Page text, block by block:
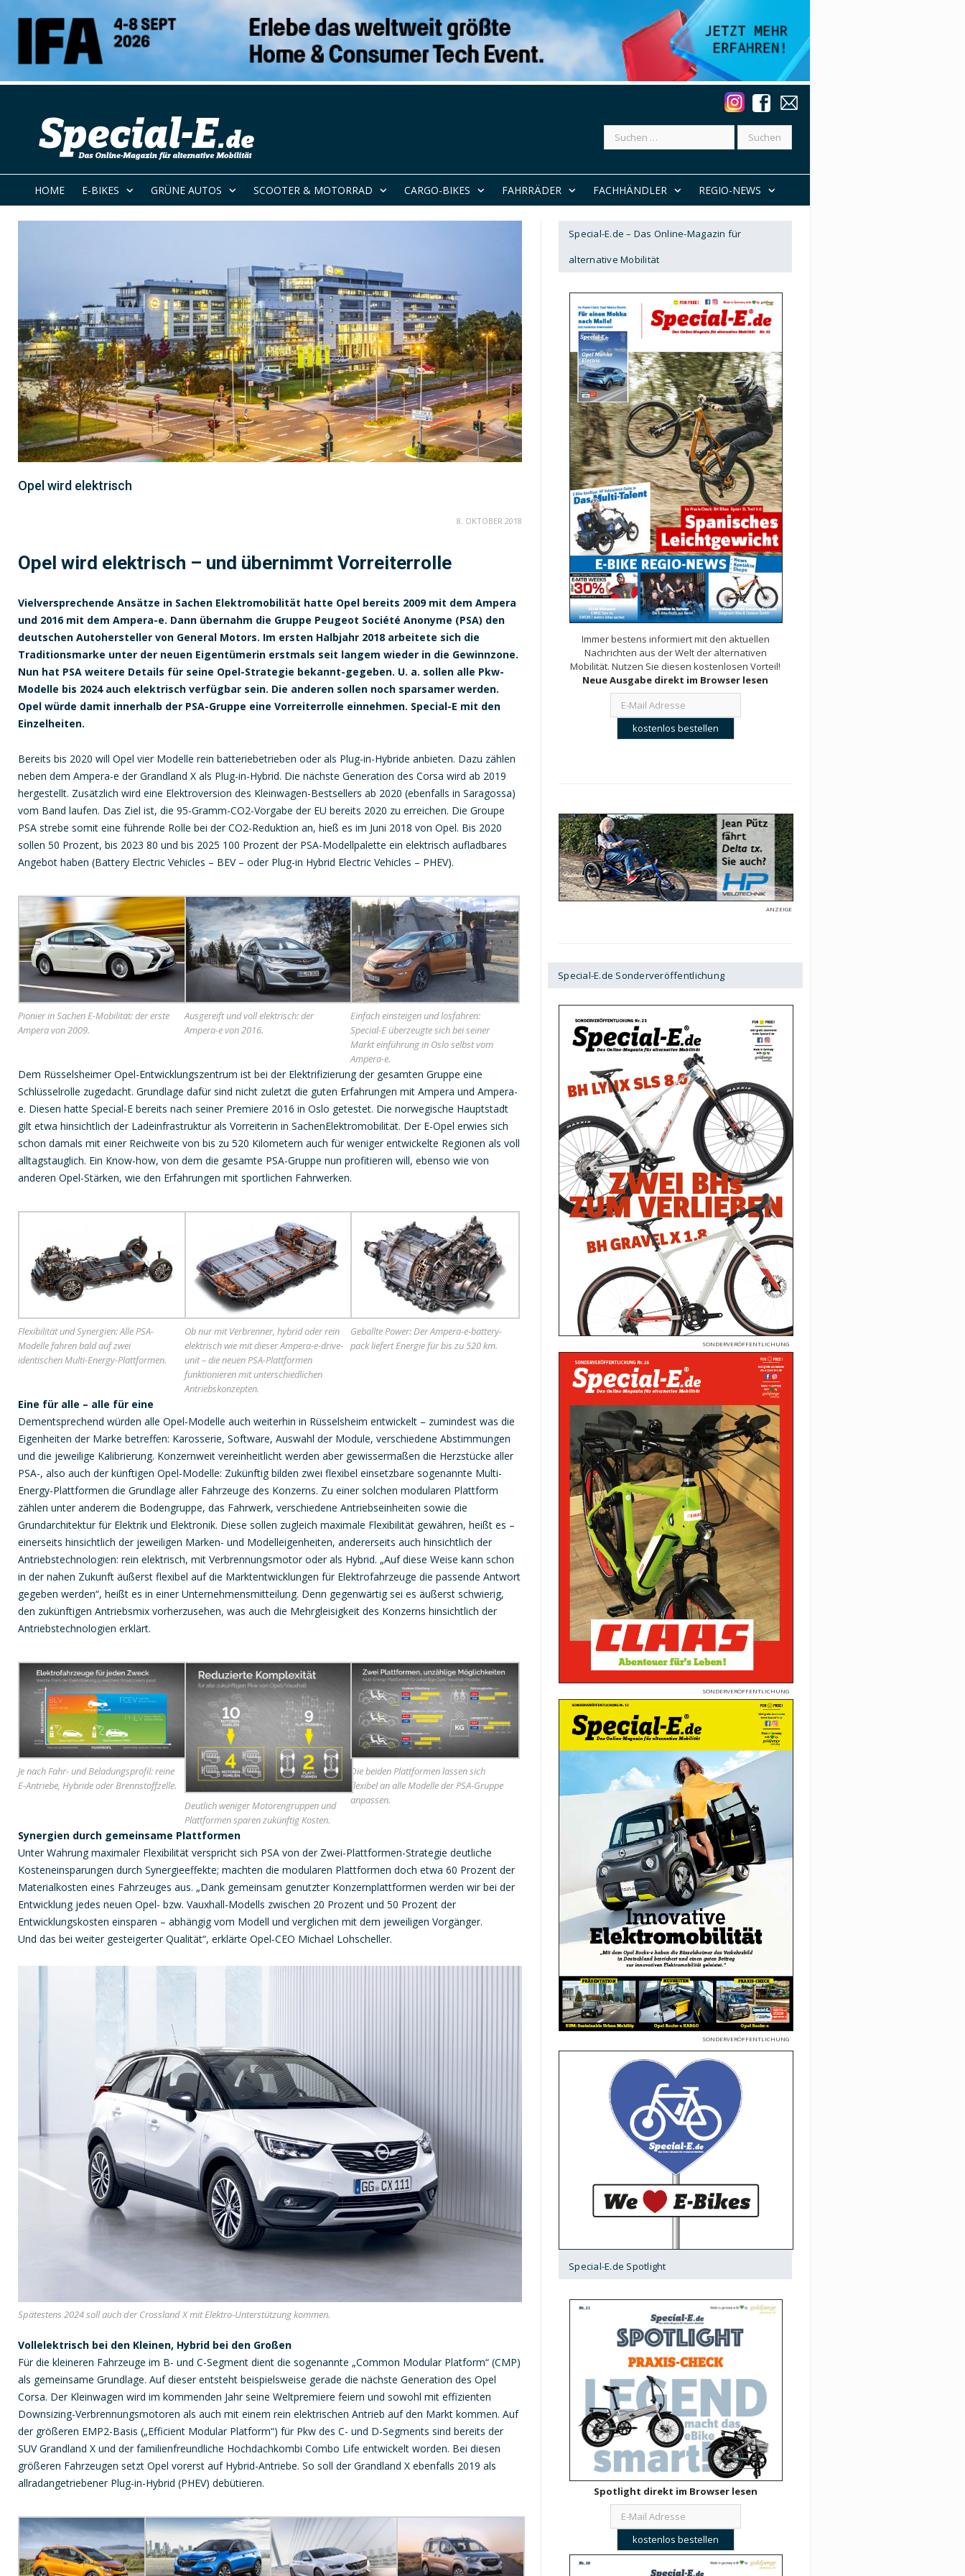
Suchen
HOME E-BIKES GRÜNE AUTOS SCOOTER & MOTORRAD CARGO-BIKES FAHRRÄDER FACHHÄNDLER REGIO-NEWS
Opel wird elektrisch
8. OKTOBER 2018
Opel wird elektrisch – und übernimmt Vorreiterrolle
Vielversprechende Ansätze in Sachen Elektromobilität hatte Opel bereits 2009 mit dem Ampera
und 2016 mit dem Ampera-e. Dann übernahm die Gruppe Peugeot Société Anonyme (PSA) den
deutschen Autohersteller von General Motors. Im ersten Halbjahr 2018 arbeitete sich die
Traditionsmarke unter der neuen Eigentümerin erstmals seit langem wieder in die Gewinnzone.
Nun hat PSA weitere Details für seine Opel-Strategie bekannt-gegeben. U. a. sollen alle Pkw-
Modelle bis 2024 auch elektrisch verfügbar sein. Die anderen sollen noch sparsamer werden.
Opel würde damit innerhalb der PSA-Gruppe eine Vorreiterrolle einnehmen. Special-E mit den
Einzelheiten.
Bereits bis 2020 will Opel vier Modelle rein batteriebetrieben oder als Plug-in-Hybride anbieten. Dazu zählen
neben dem Ampera-e der Grandland X als Plug-in-Hybrid. Die nächste Generation des Corsa wird ab 2019
hergestellt. Zusätzlich wird eine Elektroversion des Kleinwagen-Bestsellers ab 2020 (ebenfalls in Saragossa)
vom Band laufen. Das Ziel ist, die 95-Gramm-CO2-Vorgabe der EU bereits 2020 zu erreichen. Die Groupe
PSA strebe somit eine führende Rolle bei der CO2-Reduktion an, hieß es im Juni 2018 von Opel. Bis 2020
sollen 50 Prozent, bis 2023 80 und bis 2025 100 Prozent der PSA-Modellpalette ein elektrisch aufladbares
Angebot haben (Battery Electric Vehicles – BEV – oder Plug-in Hybrid Electric Vehicles – PHEV).
Pionier in Sachen E-Mobilität: der erste
Ampera von 2009.
Ausgereift und voll elektrisch: der
Ampera-e von 2016.
Einfach einsteigen und losfahren:
Special-E überzeugte sich bei seiner
Markt einführung in Oslo selbst vom
Ampera-e.
Dem Rüsselsheimer Opel-Entwicklungszentrum ist bei der Elektrifizierung der gesamten Gruppe eine
Schlüsselrolle zugedacht. Grundlage dafür sind nicht zuletzt die guten Erfahrungen mit Ampera und Ampera-
e. Diesen hatte Special-E bereits nach seiner Premiere 2016 in Oslo getestet. Die norwegische Hauptstadt
gilt etwa hinsichtlich der Ladeinfrastruktur als Vorreiterin in SachenElektromobilität. Der E-Opel erwies sich
schon damals mit einer Reichweite von bis zu 520 Kilometern auch für weniger entwickelte Regionen als voll
alltagstauglich. Ein Know-how, von dem die gesamte PSA-Gruppe nun profitieren will, ebenso wie von
anderen Opel-Stärken, wie den Erfahrungen mit sportlichen Fahrwerken.
Flexibilität und Synergien: Alle PSA-
Modelle fahren bald auf zwei
identischen Multi-Energy-Plattformen.
Ob nur mit Verbrenner, hybrid oder rein
elektrisch wie mit dieser Ampera-e-drive-
unit – die neuen PSA-Plattformen
funktionieren mit unterschiedlichen
Antriebskonzepten.
Geballte Power: Der Ampera-e-battery-
pack liefert Energie für bis zu 520 km.
Eine für alle – alle für eine
Dementsprechend würden alle Opel-Modelle auch weiterhin in Rüsselsheim entwickelt – zumindest was die
Eigenheiten der Marke betreffen: Karosserie, Software, Auswahl der Module, verschiedene Abstimmungen
und die jeweilige Kalibrierung. Konzernweit vereinheitlicht werden aber gewissermaßen die Herzstücke aller
PSA-, also auch der künftigen Opel-Modelle: Zukünftig bilden zwei flexibel einsetzbare sogenannte Multi-
Energy-Plattformen die Grundlage aller Fahrzeuge des Konzerns. Zu einer solchen modularen Plattform
zählen unter anderem die Bodengruppe, das Fahrwerk, verschiedene Antriebseinheiten sowie die
Grundarchitektur für Elektrik und Elektronik. Diese sollen zugleich maximale Flexibilität gewähren, heißt es –
einerseits hinsichtlich der jeweiligen Marken- und Modelleigenheiten, andererseits auch hinsichtlich der
Antriebstechnologien: rein elektrisch, mit Verbrennungsmotor oder als Hybrid. „Auf diese Weise kann schon
in der nahen Zukunft äußerst flexibel auf die Marktentwicklungen für Elektrofahrzeuge die passende Antwort
gegeben werden“, heißt es in einer Unternehmensmitteilung. Denn gegenwärtig sei es äußerst schwierig,
den zukünftigen Antriebsmix vorherzusehen, was auch die Mehrgleisigkeit des Konzerns hinsichtlich der
Antriebstechnologien erklärt.
Je nach Fahr- und Beladungsprofil: reine
E-Antriebe, Hybride oder Brennstoffzelle.
Deutlich weniger Motorengruppen und
Plattformen sparen zukünftig Kosten.
Die beiden Plattformen lassen sich
flexibel an alle Modelle der PSA-Gruppe
anpassen.
Synergien durch gemeinsame Plattformen
Unter Wahrung maximaler Flexibilität verspricht sich PSA von der Zwei-Plattformen-Strategie deutliche
Kosteneinsparungen durch Synergieeffekte; machten die modularen Plattformen doch etwa 60 Prozent der
Materialkosten eines Fahrzeuges aus. „Dank gemeinsam genutzter Konzernplattformen werden wir bei der
Entwicklung jedes neuen Opel- bzw. Vauxhall-Modells zwischen 20 Prozent und 50 Prozent der
Entwicklungskosten einsparen – abhängig vom Modell und verglichen mit dem jeweiligen Vorgänger.
Und das bei weiter gesteigerter Qualität“, erklärte Opel-CEO Michael Lohscheller.
Spätestens 2024 soll auch der Crossland X mit Elektro-Unterstützung kommen.
Vollelektrisch bei den Kleinen, Hybrid bei den Großen
Für die kleineren Fahrzeuge im B- und C-Segment dient die sogenannte „Common Modular Platform“ (CMP)
als gemeinsame Grundlage. Auf dieser entsteht beispielsweise gerade die nächste Generation des Opel
Corsa. Der Kleinwagen wird im kommenden Jahr seine Weltpremiere feiern und sowohl mit effizienten
Downsizing-Verbrennungsmotoren als auch mit einem rein elektrischen Antrieb auf den Markt kommen. Auf
der größeren EMP2-Basis („Efficient Modular Platform“) für Pkw des C- und D-Segments sind bereits der
SUV Grandland X und der familienfreundliche Hochdachkombi Combo Life entwickelt worden. Bei diesen
größeren Fahrzeugen setzt Opel vorerst auf Hybrid-Antriebe. So soll der Grandland X ebenfalls 2019 als
allradangetriebener Plug-in-Hybrid (PHEV) debütieren.
Special-E.de – Das Online-Magazin für
alternative Mobilität
Immer bestens informiert mit den aktuellen
Nachrichten aus der Welt der alternativen
Mobilität. Nutzen Sie diesen kostenlosen Vorteil!
Neue Ausgabe direkt im Browser lesen
ANZEIGE
Special-E.de Sonderveröffentlichung
SONDERVERÖFFENTLICHUNG
SONDERVERÖFFENTLICHUNG
SONDERVERÖFFENTLICHUNG
Special-E.de Spotlight
Spotlight direkt im Browser lesen